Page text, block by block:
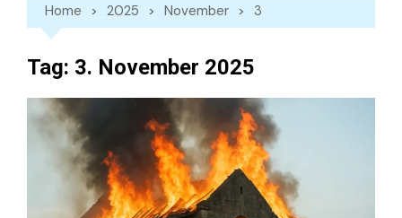
Home 2025 November 3
Tag: 3. November 2025